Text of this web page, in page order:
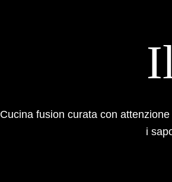
Cucina fusion curata con
i